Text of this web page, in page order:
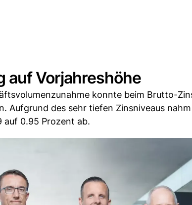
auf Vorjahreshöhe
konnte beim Brutto-
Aufgrund des sehr tiefen Zinsniveaus
auf 0.95 Prozent ab.